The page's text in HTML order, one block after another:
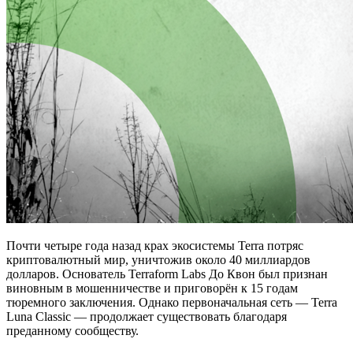
Почти четыре года назад крах экосистемы Terra потряс
криптовалютный мир, уничтожив около 40 миллиардов
долларов. Основатель Terraform Labs До Квон был признан
виновным в мошенничестве и приговорён к 15 годам
тюремного заключения. Однако первоначальная сеть — Terra
Luna Classic — продолжает существовать благодаря
преданному сообществу.